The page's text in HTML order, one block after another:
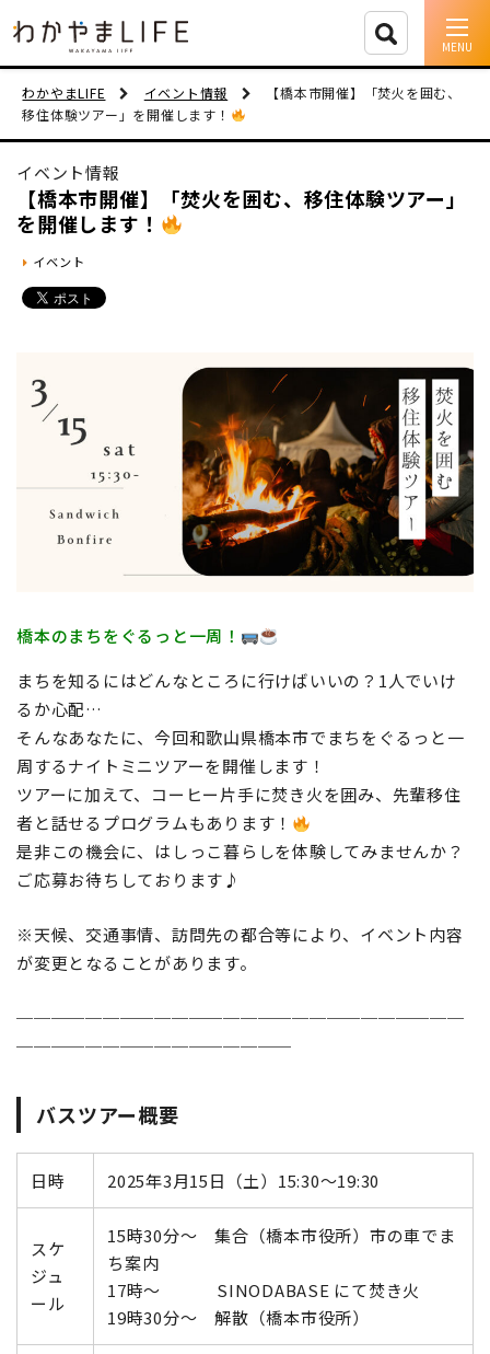
イベント情報
移住支援
人に会う
移住者インタビュー
動画
地域おこし協力隊
わかやまLIFE イベント情報
【橋本市開催】「焚火を囲む、
移住体験ツアー」を開催します！
イベント情報
【橋本市開催】「焚火を囲む、移住体験ツアー」
を開催します！
イベント
橋本のまちをぐるっと一周！
まちを知るにはどんなところに行けばいいの？1人でいけ
るか心配…
そんなあなたに、今回和歌山県橋本市でまちをぐるっと一
周するナイトミニツアーを開催します！
ツアーに加えて、コーヒー片手に焚き火を囲み、先輩移住
者と話せるプログラムもあります！
是非この機会に、はしっこ暮らしを体験してみませんか？
ご応募お待ちしております♪
※天候、交通事情、訪問先の都合等により、イベント内容
が変更となることがあります。
──────────────────────────
────────────────
バスツアー概要
日時 2025年3月15日（土）15:30～19:30
スケ
ジュ
ール
15時30分～ 集合（橋本市役所）市の車でま
ち案内
17時～ SINODABASE にて焚き火
19時30分～ 解散（橋本市役所）